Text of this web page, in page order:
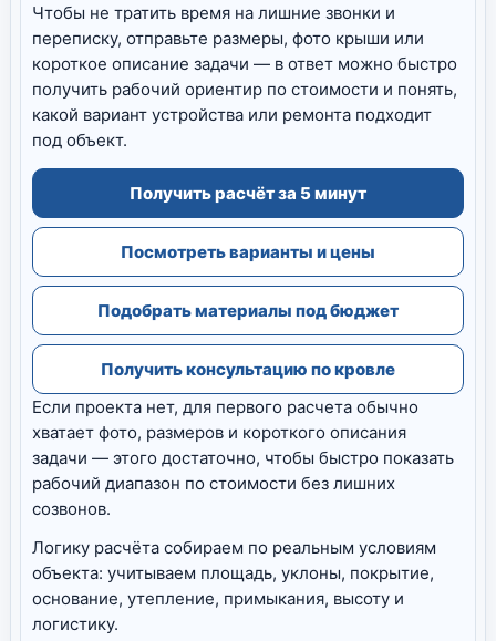
Чтобы не тратить время на лишние звонки и
переписку, отправьте размеры, фото крыши или
короткое описание задачи — в ответ можно быстро
получить рабочий ориентир по стоимости и понять,
какой вариант устройства или ремонта подходит
под объект.
Получить расчёт за 5 минут
Посмотреть варианты и цены
Подобрать материалы под бюджет
Получить консультацию по кровле
Если проекта нет, для первого расчета обычно
хватает фото, размеров и короткого описания
задачи — этого достаточно, чтобы быстро показать
рабочий диапазон по стоимости без лишних
созвонов.
Логику расчёта собираем по реальным условиям
объекта: учитываем площадь, уклоны, покрытие,
основание, утепление, примыкания, высоту и
логистику.